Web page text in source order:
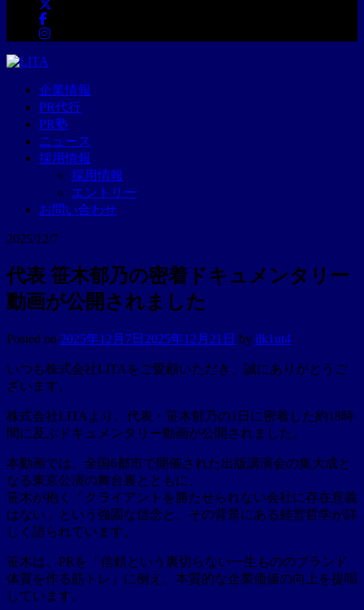
企業情報
PR代行
PR塾
ニュース
採用情報
採用情報
エントリー
お問い合わせ
2025/12/7
代表 笹木郁乃の密着ドキュメンタリー
動画が公開されました
Posted on 2025年12月7日 2025年12月21日 by ilk1ut4
いつも株式会社LITAをご愛顧いただき、誠にありがとうご
ざいます。
株式会社LITAより、代表・笹木郁乃の1日に密着した約18時
間に及ぶドキュメンタリー動画が公開されました。
本動画では、全国6都市で開催された出版講演会の集大成と
なる東京公演の舞台裏とともに、
笹木が抱く「クライアントを勝たせられない会社に存在意義
はない」という強固な信念と、その背景にある経営哲学が詳
しく語られています。
笹木は、PRを「信頼という裏切らない一生もののブランド
体質を作る筋トレ」に例え、本質的な企業価値の向上を提唱
しています。